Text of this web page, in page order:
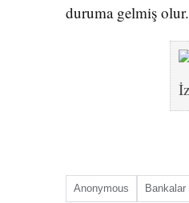
duruma gelmiş olur.
Anonymous Bankalar